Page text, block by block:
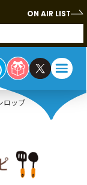
ON AIR LIST
ロップ